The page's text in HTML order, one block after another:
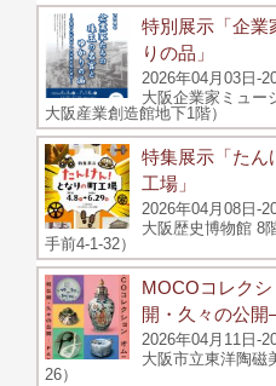
特別展示「企業
りの品」
2026年04月03日-
大阪企業家ミュー
大阪産業創造館地下1階）
特集展示「たん
工場」
2026年04月08日-
大阪歴史博物館 8
手前4-1-32）
MOCOコレク
開・久々の公
2026年04月11日-
大阪市立東洋陶磁
26）